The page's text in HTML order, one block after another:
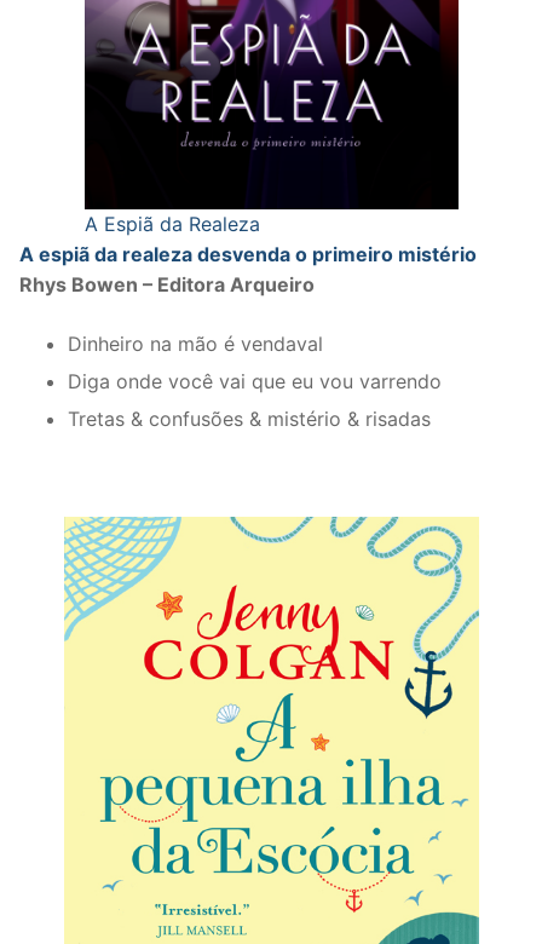
A Espiã da Realeza
A espiã da realeza desvenda o primeiro mistério
Rhys Bowen – Editora Arqueiro
Dinheiro na mão é vendaval
Diga onde você vai que eu vou varrendo
Tretas & confusões & mistério & risadas